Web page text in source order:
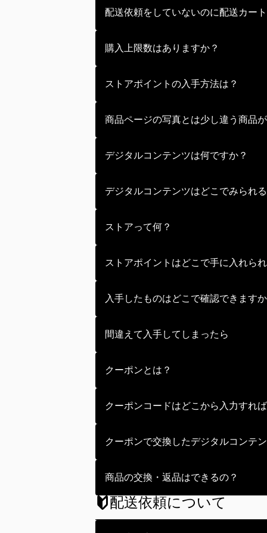
マイページ内の当選履歴よりご確
配送依頼をしていないのに配送カー
配送カート内の商品は入手から14
たします。
※変換不能商品は0ポイントとなり
また、「ストアポイント」はスト
配送をご希望の方は、配送依頼期
購入上限数はありますか？
くじごとに最大購入枚数が設定さ
ストアポイントの入手方法は？
「ストアポイント」は、くじで獲
配送ページの獲得商品一覧からス
ストアポイントを貯めることで、
商品ページの写真とは少し違う商品
商品ページの写真と実際の商品は
デジタルコンテンツは何ですか？
デジタルコンテンツとは、画像や
デジタルコンテンツはどこでみられる
デジタルコンテンツを入手すると
ストアって何？
ストアポイントを用いて限定のア
ストアポイントはどこで手に入れら
くじを引いた際に重複したものな
また、デジタルコンテンツの重複
入手したものはどこで確認できますか
何を入手されたかで確認可能な場所
商品（デジタルコンテンツを除く）
デジタルコンテンツ
間違えて入手してしまったら
ストアでの入手は実行後にキャン
クーポンとは？
お一人様1回に限り、入力すること
また、クーポンコードには有効期
有効期限切れや配布上限数に達し
クーポンコードはどこから入力すれ
マイページ下部のクーポンコード
クーポンで交換したデジタルコンテ
クーポンコードにてデジタルコン
商品の交換・返品はできるの？
基本的に商品の交換や返品は承って
配送依頼について